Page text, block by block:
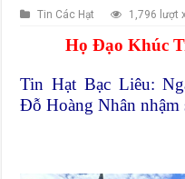
Tin Các Hạt 1,796 lượt
Họ Đạo Khúc
Tin Hạt Bạc Liêu:
Đỗ Hoàng Nhân